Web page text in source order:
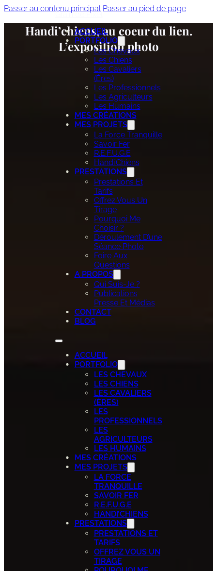
Passer au contenu principal Passer au pied de page
Grain de Pixel
ACCUEIL
PORTFOLIO
Les Chevaux
Les Chiens
Les Cavaliers
(ères)
Les Professionnels
Les Agriculteurs
Les Humains
MES CRÉATIONS
MES PROJETS
La Force Tranquille
Savoir Fer
R.E.F.U.G.E
Handi’Chiens
PRESTATIONS
Prestations Et
Tarifs
Offrez Vous Un
Tirage
Pourquoi Me
Choisir ?
Déroulement D’une
Séance Photo
Foire Aux
Questions
A PROPOS
Qui Suis-Je ?
Publications
Presse Et Médias
CONTACT
BLOG
ACCUEIL
PORTFOLIO
LES CHEVAUX
LES CHIENS
LES CAVALIERS
(ÈRES)
LES
PROFESSIONNELS
LES
AGRICULTEURS
LES HUMAINS
MES CRÉATIONS
MES PROJETS
LA FORCE
TRANQUILLE
SAVOIR FER
R.E.F.U.G.E
HANDI’CHIENS
PRESTATIONS
PRESTATIONS ET
TARIFS
OFFREZ VOUS UN
TIRAGE
Handi’chiens, au coeur du lien.
L’exposition photo